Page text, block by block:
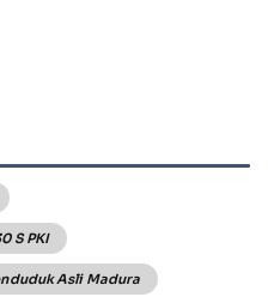
S PKI
Asli Madura